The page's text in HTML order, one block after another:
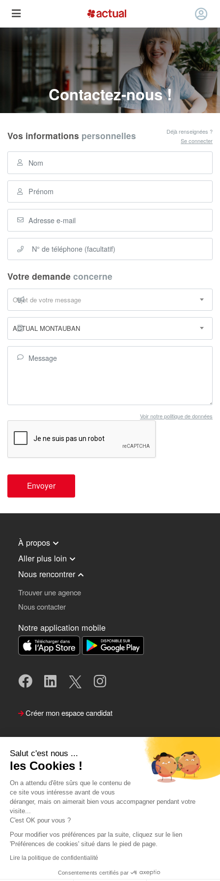
Salut c'est nous ...
les Cookies !
On a attendu d'être sûrs que le contenu de
ce site vous intéresse avant de vous
déranger, mais on aimerait bien vous accompagner pendant votre
visite...
C'est OK pour vous ?
Pour modifier vos préférences par la suite, cliquez sur le lien
'Préférences de cookies' situé dans le pied de page.
Lire la politique de confidentialité
Consentements certifiés par
Contactez-nous !
Vos informations personnelles
Déjà renseignées ?
Se connecter
Votre demande concerne
Objet de votre message
ACTUAL MONTAUBAN
Voir notre politique de données
Envoyer
À propos
Aller plus loin
Nous rencontrer
Trouver une agence
Nous contacter
Notre application mobile
Créer mon espace candidat